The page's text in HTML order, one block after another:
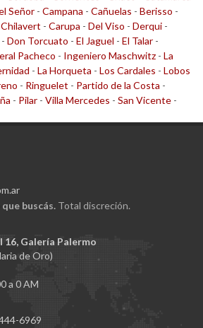
Señor - Campana - Cañuelas - Berisso -
Chilavert - Carupa - Del Viso - Derqui -
- Don Torcuato - El Jaguel - El Talar -
Pacheco - Ingeniero Maschwitz - La
- La Horqueta - Los Cardales - Lobos
- Ringuelet - Partido de la Costa -
- Pilar - Villa Mercedes - San Vicente -
que buscás. Total discreción.
16, Galería Palermo
de Oro)
a 0 AM
6969